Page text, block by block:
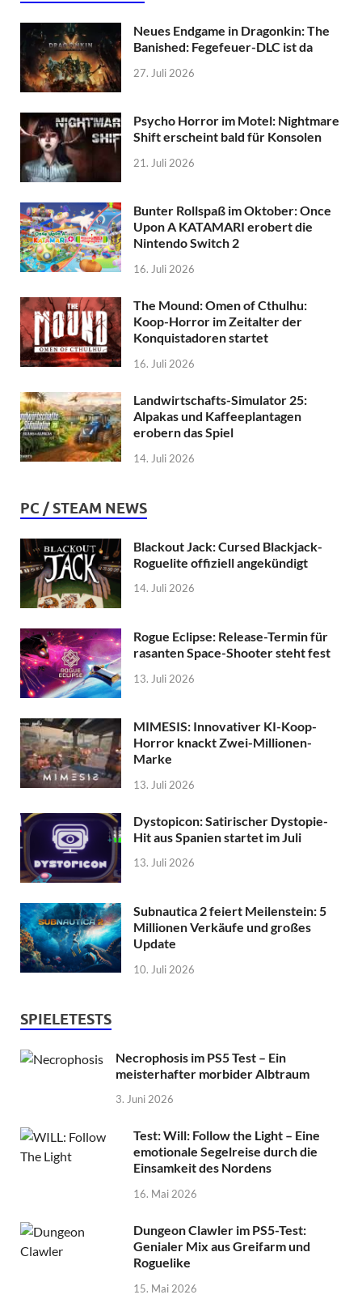
Neues Endgame in Dragonkin: The
Banished: Fegefeuer-DLC ist da
27. Juli 2026
Psycho Horror im Motel: Nightmare
Shift erscheint bald für Konsolen
21. Juli 2026
Bunter Rollspaß im Oktober: Once
Upon A KATAMARI erobert die
Nintendo Switch 2
16. Juli 2026
The Mound: Omen of Cthulhu:
Koop-Horror im Zeitalter der
Konquistadoren startet
16. Juli 2026
Landwirtschafts-Simulator 25:
Alpakas und Kaffeeplantagen
erobern das Spiel
14. Juli 2026
PC / STEAM NEWS
Blackout Jack: Cursed Blackjack-
Roguelite offiziell angekündigt
14. Juli 2026
Rogue Eclipse: Release-Termin für
rasanten Space-Shooter steht fest
13. Juli 2026
MIMESIS: Innovativer KI-Koop-
Horror knackt Zwei-Millionen-
Marke
13. Juli 2026
Dystopicon: Satirischer Dystopie-
Hit aus Spanien startet im Juli
13. Juli 2026
Subnautica 2 feiert Meilenstein: 5
Millionen Verkäufe und großes
Update
10. Juli 2026
SPIELETESTS
Necrophosis im PS5 Test – Ein
meisterhafter morbider Albtraum
3. Juni 2026
Test: Will: Follow the Light – Eine
emotionale Segelreise durch die
Einsamkeit des Nordens
16. Mai 2026
Dungeon Clawler im PS5-Test:
Genialer Mix aus Greifarm und
Roguelike
15. Mai 2026